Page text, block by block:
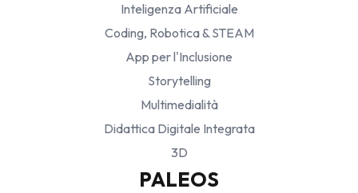
Inteligenza Artificiale
Coding, Robotica & STEAM
App per l'Inclusione
Storytelling
Multimedialità
Didattica Digitale Integrata
3D
PALEOS